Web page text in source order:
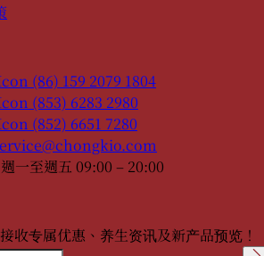
(86) 159 2079 1804
(853) 6283 2980
(852) 6651 7280
週一至週五 09:00 – 20:00
收专属优惠、养生资讯及新产品预览！